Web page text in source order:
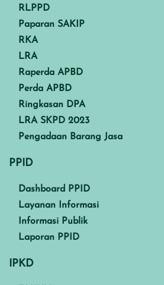
RLPPD
Paparan SAKIP
RKA
LRA
Raperda APBD
Perda APBD
Ringkasan DPA
LRA SKPD 2023
Pengadaan Barang Jasa
PPID
Dashboard PPID
Layanan Informasi
Informasi Publik
Laporan PPID
IPKD